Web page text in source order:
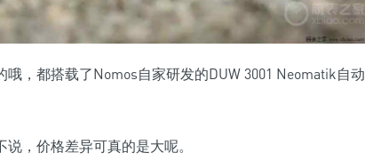
，都搭载了Nomos自家研发的DUW 3001 Neomatik自动
，价格差异可真的是大呢。